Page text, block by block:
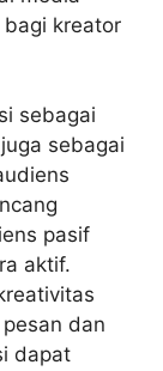
kreator
sebagai
sebagai
pasif
aktif.
dan
dapat